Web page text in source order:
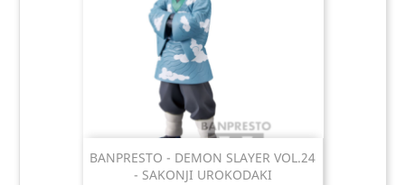
BANPRESTO - DEMON SLAYER VOL.24
- SAKONJI UROKODAKI